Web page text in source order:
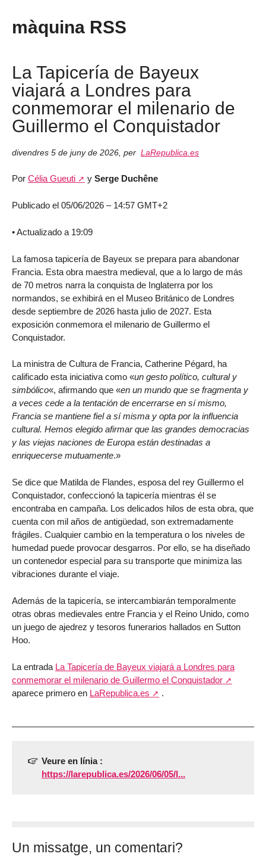
màquina RSS
La Tapicería de Bayeux
viajará a Londres para
conmemorar el milenario de
Guillermo el Conquistador
divendres 5 de juny de 2026 per LaRepublica.es
Por Célia Gueuti y Serge Duchêne
Publicado el 05/06/2026 – 14:57 GMT+2
• Actualizado a 19:09
La famosa tapicería de Bayeux se prepara para abandonar
Francia. Esta obra maestra medieval, que a lo largo de más
de 70 metros narra la conquista de Inglaterra por los
normandos, se exhibirá en el Museo Británico de Londres
desde septiembre de 2026 hasta julio de 2027. Esta
exposición conmemora el milenario de Guillermo el
Conquistador.
La ministra de Cultura de Francia, Catherine Pégard, ha
calificado esta iniciativa como «un gesto político, cultural y
simbólico«, afirmando que «en un mundo que se fragmenta y
a veces cede a la tentación de encerrarse en sí mismo,
Francia se mantiene fiel a sí misma y opta por la influencia
cultural. Hemos elegido afirmar que las grandes democracias
y las viejas naciones de Europa están destinadas a
enriquecerse mutuamente.»
Se dice que Matilda de Flandes, esposa del rey Guillermo el
Conquistador, confeccionó la tapicería mientras él se
encontraba en campaña. Los delicados hilos de esta obra, que
cuenta con mil años de antigüedad, son extremadamente
frágiles. Cualquier cambio en la temperatura o los niveles de
humedad puede provocar desgarros. Por ello, se ha diseñado
un contenedor especial para su transporte que minimiza las
vibraciones durante el viaje.
Además de la tapicería, se intercambiarán temporalmente
otras obras medievales entre Francia y el Reino Unido, como
un juego de ajedrez y tesoros funerarios hallados en Sutton
Hoo.
La entrada La Tapicería de Bayeux viajará a Londres para
conmemorar el milenario de Guillermo el Conquistador
aparece primero en LaRepublica.es .
Veure en línia :
https://larepublica.es/2026/06/05/l...
Un missatge, un comentari?